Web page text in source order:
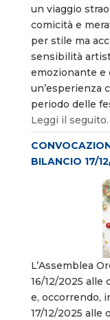
un viaggio
comicità e
per stile ma
sensibilità
emozionante e
un’esperienza
periodo delle
Leggi il
BILANCIO 17/
L’Assemblea
16/12/2025 alle
e, occorrendo,
17/12/2025 alle